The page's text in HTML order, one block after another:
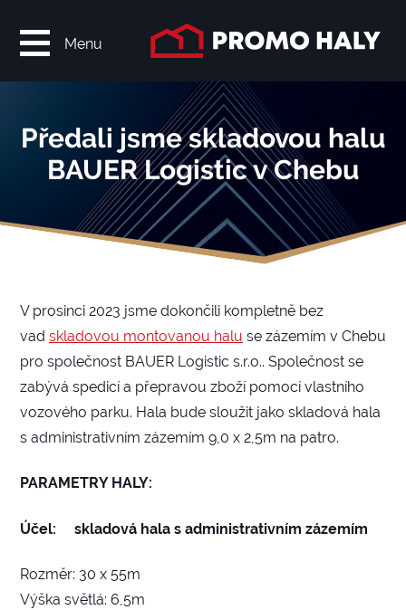
Předali jsme skladovou halu
BAUER Logistic v Chebu
V prosinci 2023 jsme dokončili kompletně bez
vad skladovou montovanou halu se zázemím v Chebu
pro společnost BAUER Logistic s.r.o.. Společnost se
zabývá spedicí a přepravou zboží pomocí vlastního
vozového parku. Hala bude sloužit jako skladová hala
s administrativním zázemím 9,0 x 2,5m na patro.
PARAMETRY HALY:
Účel: skladová hala s administrativním zázemím
Rozměr: 30 x 55m
Výška světlá: 6,5m
Menu